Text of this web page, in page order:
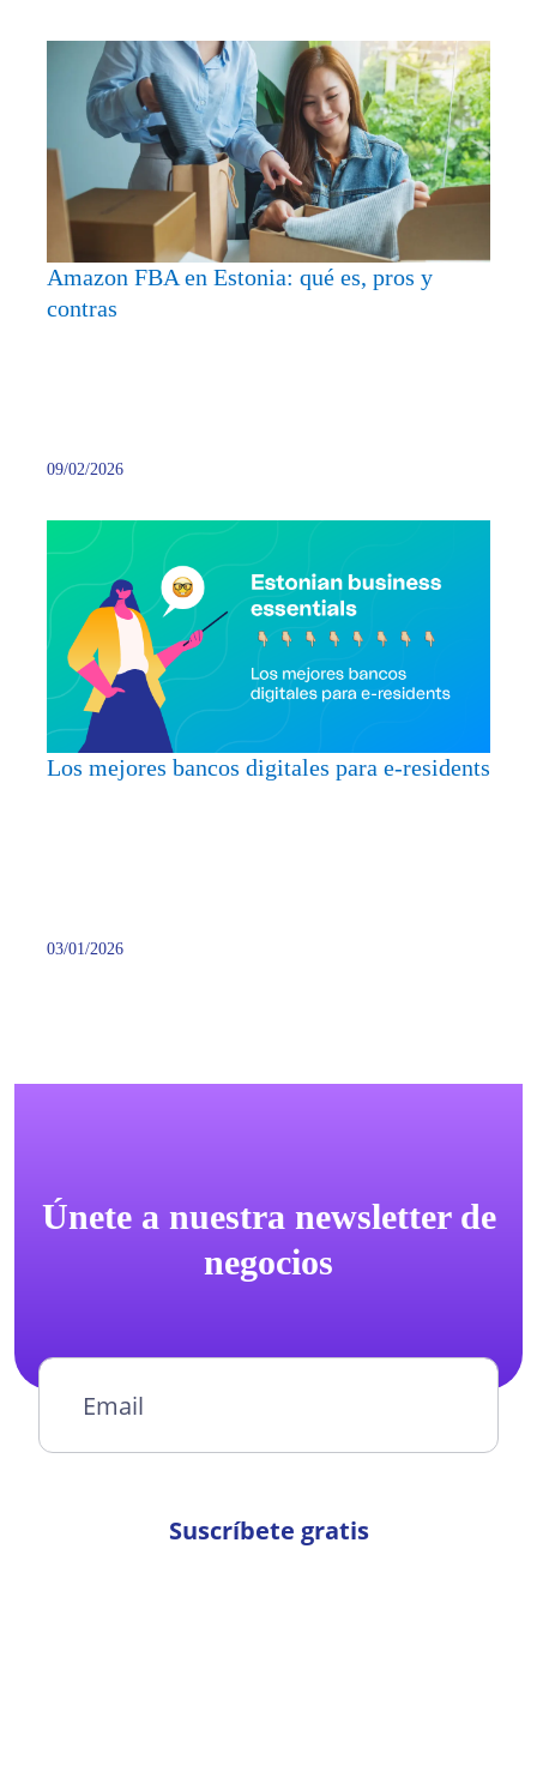
FBA
en
qué
y
Amazon FBA en Estonia: qué es, pros y
contras
09/02/2026
Los mejores bancos digitales para e-residents
03/01/2026
Únete a nuestra newsletter de
negocios
Suscríbete gratis